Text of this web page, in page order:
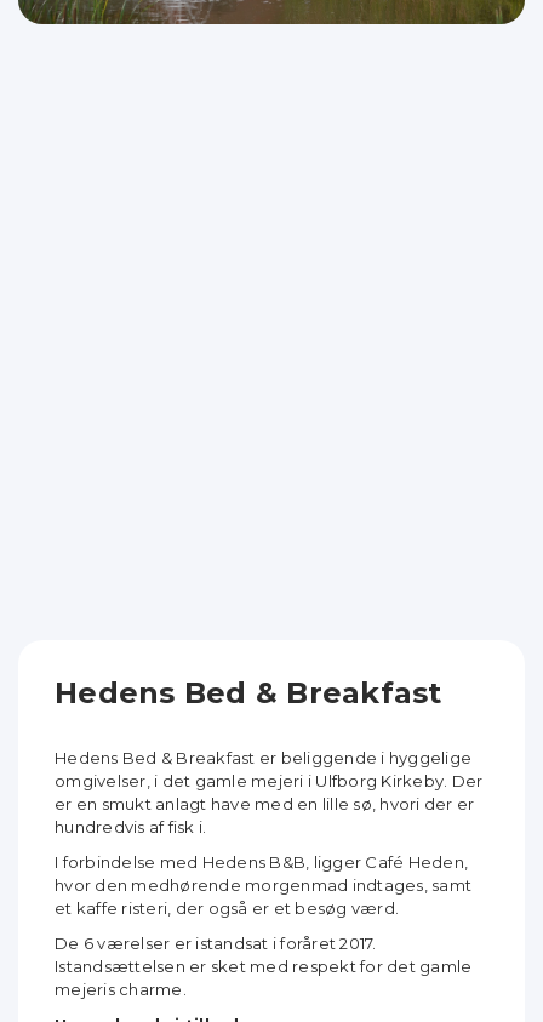
Hedens Bed & Breakfast
Hedens Bed & Breakfast er beliggende i hyggelige
omgivelser, i det gamle mejeri i Ulfborg Kirkeby. Der
er en smukt anlagt have med en lille sø, hvori der er
hundredvis af fisk i.
I forbindelse med Hedens B&B, ligger Café Heden,
hvor den medhørende morgenmad indtages, samt
et kaffe risteri, der også er et besøg værd.
De 6 værelser er istandsat i foråret 2017.
Istandsættelsen er sket med respekt for det gamle
mejeris charme.